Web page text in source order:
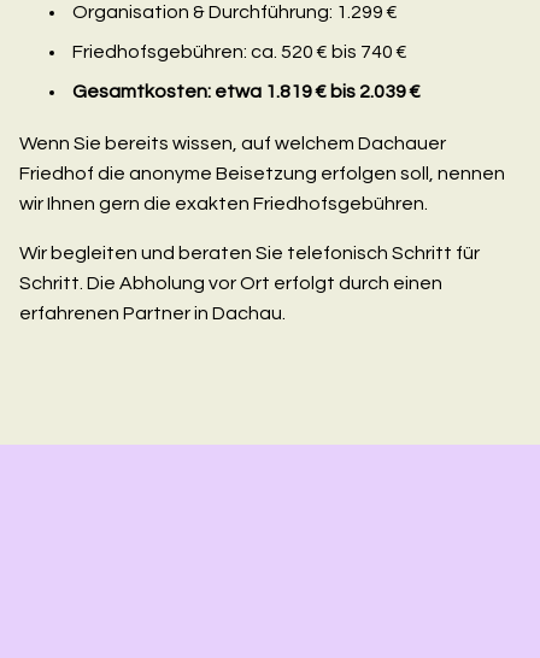
Organisation & Durchführung: 1.299 €
Friedhofsgebühren: ca. 520 € bis 740 €
Gesamtkosten: etwa 1.819 € bis 2.039 €
Wenn Sie bereits wissen, auf welchem Dachauer
Friedhof die anonyme Beisetzung erfolgen soll, nennen
wir Ihnen gern die exakten Friedhofsgebühren.
Wir begleiten und beraten Sie telefonisch Schritt für
Schritt. Die Abholung vor Ort erfolgt durch einen
erfahrenen Partner in Dachau.